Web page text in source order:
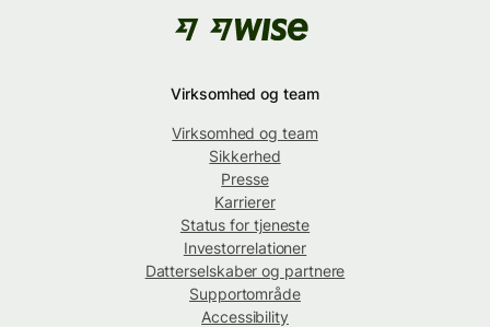
Virksomhed og team
Virksomhed og team
Sikkerhed
Presse
Karrierer
Status for tjeneste
Investorrelationer
Datterselskaber og partnere
Supportområde
Accessibility